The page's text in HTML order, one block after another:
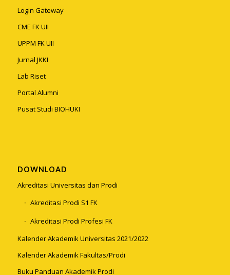
Login Gateway
CME FK UII
UPPM FK UII
Jurnal JKKI
Lab Riset
Portal Alumni
Pusat Studi BIOHUKI
DOWNLOAD
Akreditasi Universitas dan Prodi
Akreditasi Prodi S1 FK
Akreditasi Prodi Profesi FK
Kalender Akademik Universitas 2021/2022
Kalender Akademik Fakultas/Prodi
Buku Panduan Akademik Prodi